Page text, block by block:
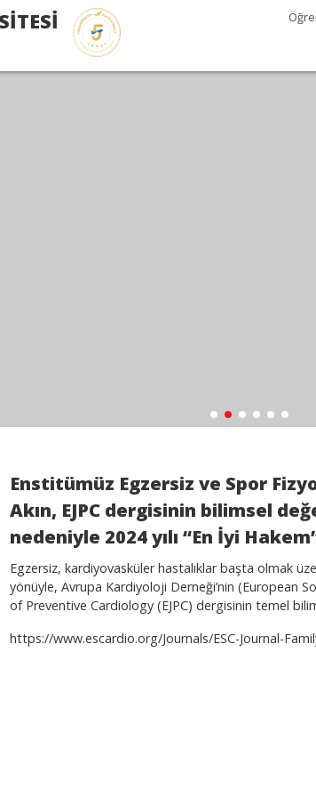
Enstitümüz Egzersiz ve Spor
Akın, EJPC dergisinin bilimsel
nedeniyle 2024 yılı “En İyi
Egzersiz, kardiyovasküler hastalıklar başta olmak
yönüyle, Avrupa Kardiyoloji Derneği’nin (European
of Preventive Cardiology (EJPC) dergisinin temel
https://www.escardio.org/Journals/ESC-Journal-